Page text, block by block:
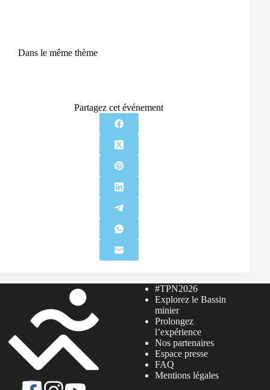
Dans le même thème
Partagez cet événement
#TPN2026
Explorez le Bassin
minier
Prolongez
l’expérience
Nos partenaires
Espace presse
FAQ
Mentions légales